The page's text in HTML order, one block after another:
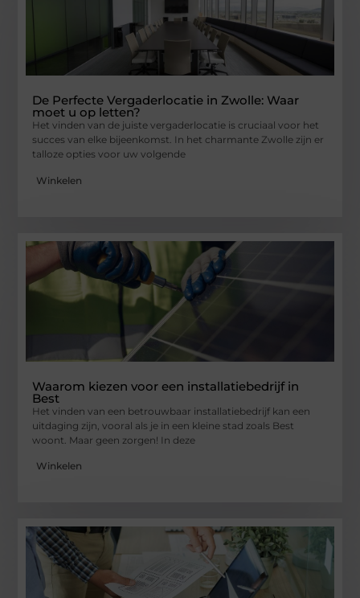
De Perfecte Vergaderlocatie in Zwolle: Waar
moet u op letten?
Het vinden van de juiste vergaderlocatie is cruciaal voor het
succes van elke bijeenkomst. In het charmante Zwolle zijn er
talloze opties voor uw volgende
Winkelen
Waarom kiezen voor een installatiebedrijf in
Best
Het vinden van een betrouwbaar installatiebedrijf kan een
uitdaging zijn, vooral als je in een kleine stad zoals Best
woont. Maar geen zorgen! In deze
Winkelen